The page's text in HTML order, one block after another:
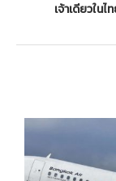
เจ้าเดียวใน